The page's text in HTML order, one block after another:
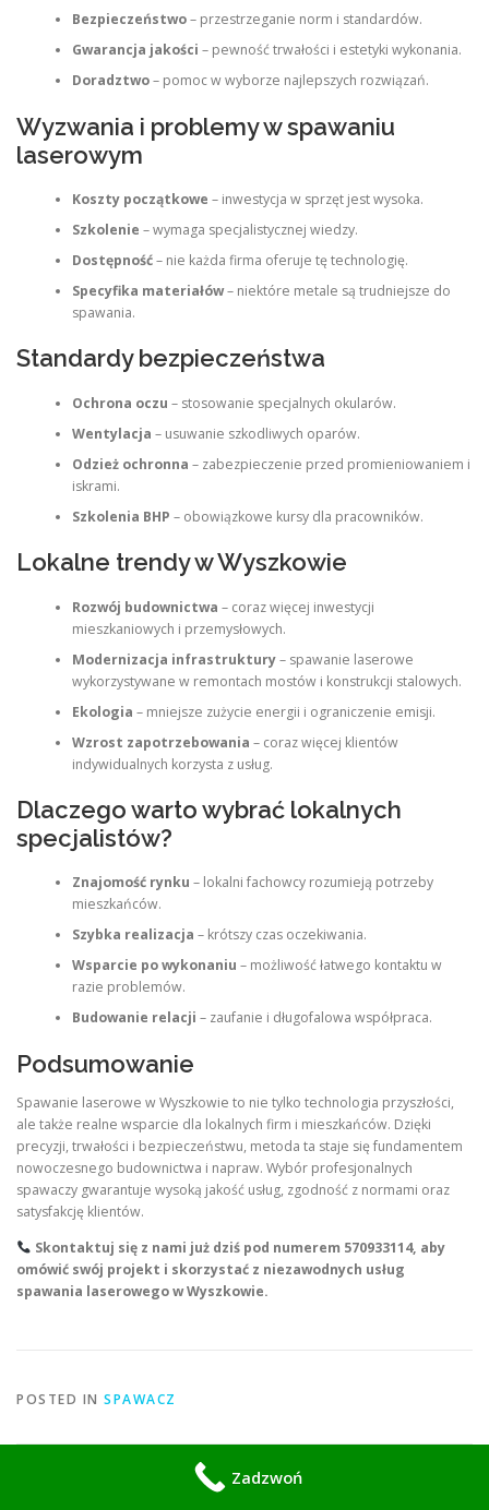
Bezpieczeństwo– przestrzeganie norm i standardów.
Gwarancja jakości – pewność trwałości i estetyki wykonania.
Doradztwo– pomoc w wyborze najlepszych rozwiązań.
Wyzwania i problemy w spawaniu
laserowym
Koszty początkowe – inwestycja w sprzęt jest wysoka.
Szkolenie – wymaga specjalistycznej wiedzy.
Dostępność– nie każda firma oferuje tę technologię.
Specyfika materiałów– niektóre metale są trudniejsze do
spawania.
Standardy bezpieczeństwa
Ochrona oczu – stosowanie specjalnych okularów.
Wentylacja – usuwanie szkodliwych oparów.
Odzież ochronna – zabezpieczenie przed promieniowaniem i
iskrami.
Szkolenia BHP – obowiązkowe kursy dla pracowników.
Lokalne trendy w Wyszkowie
Rozwój budownictwa – coraz więcej inwestycji
mieszkaniowych i przemysłowych.
Modernizacja infrastruktury– spawanie laserowe
wykorzystywane w remontach mostów i konstrukcji stalowych.
Ekologia – mniejsze zużycie energii i ograniczenie emisji.
Wzrost zapotrzebowania – coraz więcej klientów
indywidualnych korzysta z usług.
Dlaczego warto wybrać lokalnych
specjalistów?
Znajomość rynku – lokalni fachowcy rozumieją potrzeby
mieszkańców.
Szybka realizacja – krótszy czas oczekiwania.
Wsparcie po wykonaniu – możliwość łatwego kontaktu w
razie problemów.
Budowanie relacji – zaufanie i długofalowa współpraca.
Podsumowanie
Spawanie laserowe w Wyszkowie to nie tylko technologia przyszłości,
ale także realne wsparcie dla lokalnych firm i mieszkańców. Dzięki
precyzji, trwałości i bezpieczeństwu, metoda ta staje się fundamentem
nowoczesnego budownictwa i napraw. Wybór profesjonalnych
spawaczy gwarantuje wysoką jakość usług, zgodność z normami oraz
satysfakcję klientów.
Skontaktuj się z nami już dziś pod numerem 570933114, aby
omówić swój projekt i skorzystać z niezawodnych usług
spawania laserowego w Wyszkowie.
POSTED IN SPAWACZ
2 THOUGHTS ON “SEO TITLE:
Zadzwoń